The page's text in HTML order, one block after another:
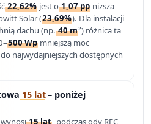
22,62% jest o1,07 pp niższa
Solar (23,69%). Dla instalacji
dachu (np.40 m²) różnica ta
500 Wp mniejszą moc
najwydajniejszych dostępnych
15 lat– poniżej
15 lat , podczas gdy REC